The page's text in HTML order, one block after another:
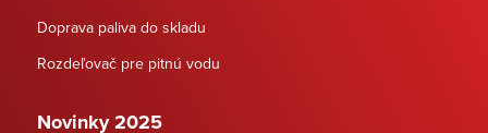
Doprava paliva do skladu
Rozdeľovač pre pitnú vodu
Novinky 2025